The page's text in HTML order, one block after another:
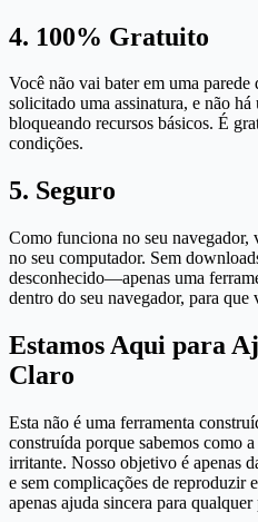
4. 100% Gratuito
Você não vai bater em uma parede
solicitado uma assinatura, e não
bloqueando recursos básicos. É
condições.
5. Seguro
Como funciona no seu navegador,
no seu computador. Sem
desconhecido—apenas uma
dentro do seu navegador, para que
Estamos Aqui para
Claro
Esta não é uma ferramenta
construída porque sabemos como
irritante. Nosso objetivo é apenas
e sem complicações de reproduzir
apenas ajuda sincera para qualquer